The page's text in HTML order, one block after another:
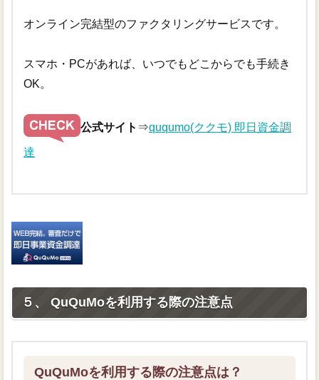
オンライン完結型のファクタリングサービスです。
スマホ・PCがあれば、いつでもどこからでも手続き
OK。
公式サイト ⇒ququmo(ククモ) 即日資金調
達
５、 QuQuMoを利用する際の注意点
QuQuMoを利用する際の注意点は？